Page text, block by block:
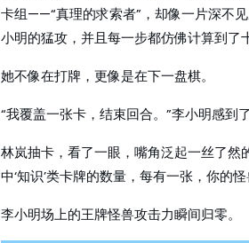
卡组——“真理的求索者”，却像一片深不
小明的猛攻，并且每一步都仿佛计算到了
她不像在打牌，更像是在下一盘棋。
“我覆盖一张卡，结束回合。”李小明感到
林岚抽卡，看了一眼，嘴角泛起一丝了然
中‘知识’类卡牌的数量，每有一张，你的
李小明场上的王牌怪兽攻击力瞬间归零。